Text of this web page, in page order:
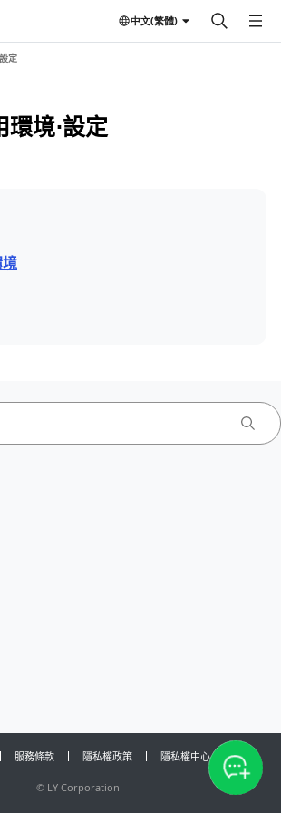
中文(繁體)
定
境⋅設定
服務條款 隱私權政策 隱私權中心
© LY Corporation